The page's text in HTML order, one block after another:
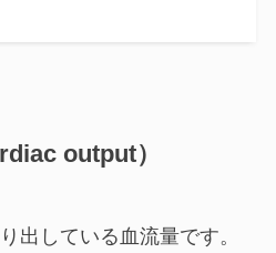
output）
出している血流量です。